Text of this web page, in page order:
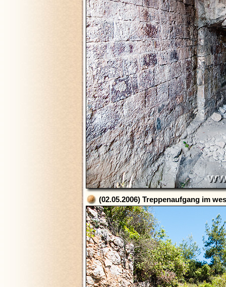
(02.05.2006) Treppenaufgang im